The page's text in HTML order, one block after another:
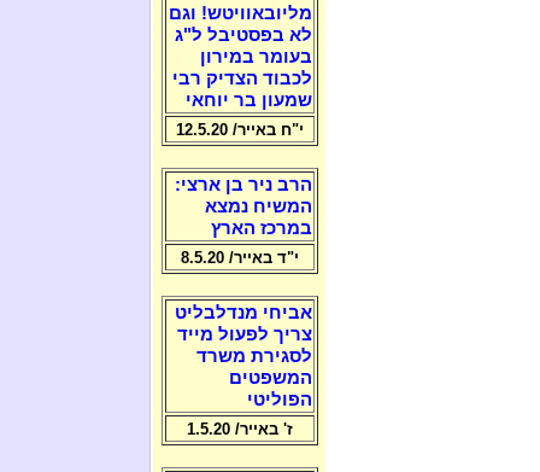
מליובאוויטש! וגם
לא בפסטיבל ל"ג
בעומר במירון
לכבוד הצדיק רבי
שמעון בר יוחאי
י"ח באייר/ 12.5.20
הרב ניר בן ארצי:
המשיח נמצא
במרכז הארץ
י"ד באייר/ 8.5.20
אביחי מנדלבליט
צריך לפעול מייד
לסגירת משרד
המשפטים
הפוליטי
ז' באייר/ 1.5.20